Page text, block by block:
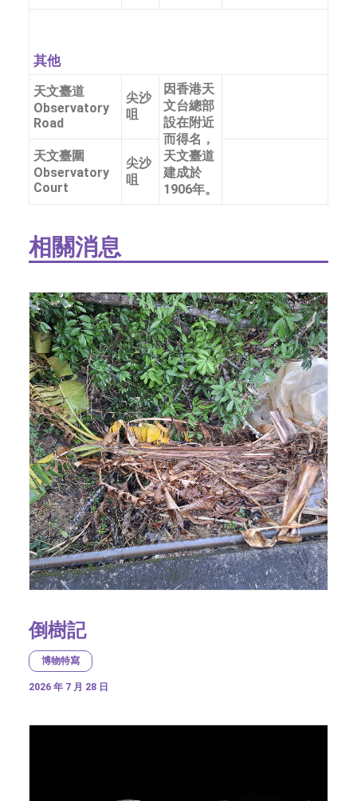
其他
天文臺道
Observatory
Road
尖沙
咀
因香港天
文台總部
設在附近
而得名，
天文臺道
建成於
1906年。
天文臺圍
Observatory
Court
尖沙
咀
相關消息
倒樹記
博物特寫
2026 年 7 月 28 日